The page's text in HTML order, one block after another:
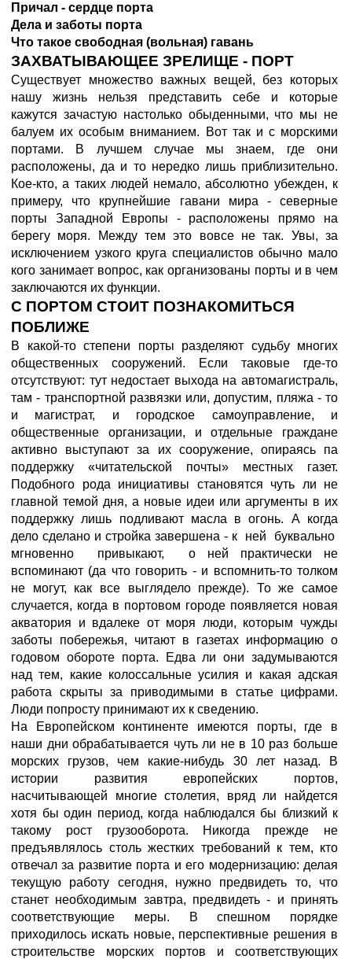
Причал - сердце порта
Дела и заботы порта
Что такое свободная (вольная) гавань
ЗАХВАТЫВАЮЩЕЕ ЗРЕЛИЩЕ - ПОРТ
Существует множество важных вещей, без которых
нашу жизнь нельзя представить себе и которые
кажутся зачастую настолько обыденными, что мы не
балуем их особым вниманием. Вот так и с морскими
портами. В лучшем случае мы знаем, где они
расположены, да и то нередко лишь приблизительно.
Кое-кто, а таких людей немало, абсолютно убежден, к
примеру, что крупнейшие гавани мира - северные
порты Западной Европы - расположены прямо на
берегу моря. Между тем это вовсе не так. Увы, за
исключением узкого круга специалистов обычно мало
кого занимает вопрос, как организованы порты и в чем
заключаются их функции.
С ПОРТОМ СТОИТ ПОЗНАКОМИТЬСЯ
ПОБЛИЖЕ
В какой-то степени порты разделяют судьбу многих
общественных сооружений. Если таковые где-то
отсутствуют: тут недостает выхода на автомагистраль,
там - транспортной развязки или, допустим, пляжа - то
и магистрат, и городское самоуправление, и
общественные организации, и отдельные граждане
активно выступают за их сооружение, опираясь па
поддержку «читательской почты» местных газет.
Подобного рода инициативы становятся чуть ли не
главной темой дня, а новые идеи или аргументы в их
поддержку лишь подливают масла в огонь. А когда
дело сделано и стройка завершена - к ней буквально
мгновенно привыкают, о ней практически не
вспоминают (да что говорить - и вспомнить-то толком
не могут, как все выглядело прежде). То же самое
случается, когда в портовом городе появляется новая
акватория и вдалеке от моря люди, которым чужды
заботы побережья, читают в газетах информацию о
годовом обороте порта. Едва ли они задумываются
над тем, какие колоссальные усилия и какая адская
работа скрыты за приводимыми в статье цифрами.
Люди попросту принимают их к сведению.
На Европейском континенте имеются порты, где в
наши дни обрабатывается чуть ли не в 10 раз больше
морских грузов, чем какие-нибудь 30 лет назад. В
истории развития европейских портов,
насчитывающей многие столетия, вряд ли найдется
хотя бы один период, когда наблюдался бы близкий к
такому рост грузооборота. Никогда прежде не
предъявлялось столь жестких требований к тем, кто
отвечал за развитие порта и его модернизацию: делая
текущую работу сегодня, нужно предвидеть то, что
станет необходимым завтра, предвидеть - и принять
соответствующие меры. В спешном порядке
приходилось искать новые, перспективные решения в
строительстве морских портов и соответствующих